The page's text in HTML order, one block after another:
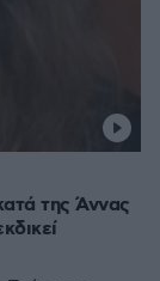
της Άννας